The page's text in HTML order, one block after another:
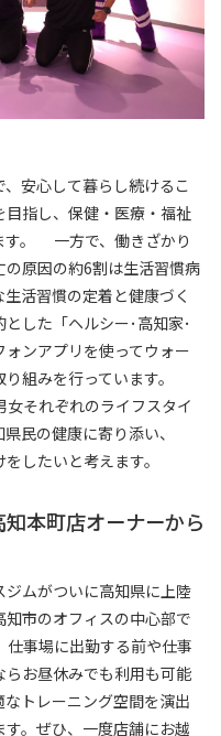
安心して暮らし続けるこ
指し、保健・医療・福祉
す。 一方で、働きざかり
原因の約6割は生活習慣病
活習慣の定着と健康づく
した「ヘルシー･高知家･
ンアプリを使ってウォー
り組みを行っています。
それぞれのライフスタイ
民の健康に寄り添い、
したいと考えます。
本町店オーナーから
ムがついに高知県に上陸
市のオフィスの中心部で
仕事場に出勤する前や仕事
お昼休みでも利用も可能
トレーニング空間を演出
。ぜひ、一度店舗にお越